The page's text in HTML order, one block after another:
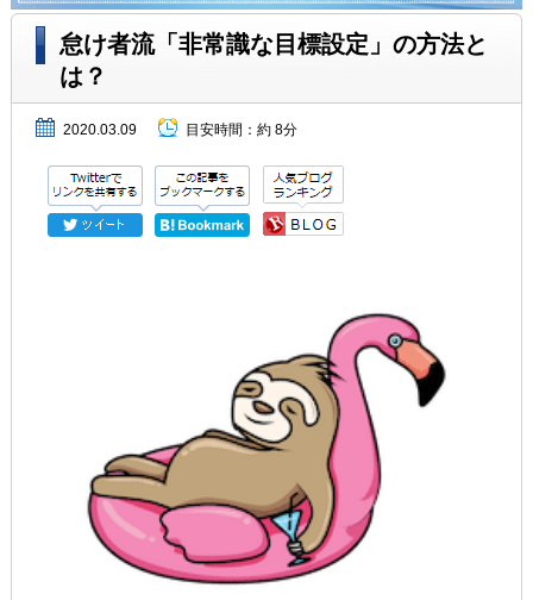
怠け者流「非常識な目標設定」の方法と
は？
2020.03.09 目安時間： 約 8分